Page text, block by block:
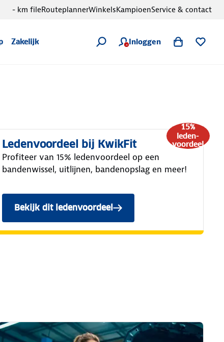
Zakelijk Inloggen
- km fileRouteplannerWinkelsKampioenService & contact
15%
leden-
voordeel
Ledenvoordeel bij KwikFit
Profiteer van 15% ledenvoordeel op een
bandenwissel, uitlijnen, bandenopslag en meer!
Bekijk dit ledenvoordeel